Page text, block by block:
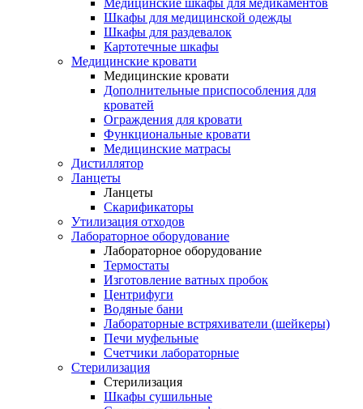
Медицинские шкафы для медикаментов
Шкафы для медицинской одежды
Шкафы для раздевалок
Картотечные шкафы
Медицинские кровати
Медицинские кровати
Дополнительные приспособления для
кроватей
Ограждения для кровати
Функциональные кровати
Медицинские матрасы
Дистиллятор
Ланцеты
Ланцеты
Скарификаторы
Утилизация отходов
Лабораторное оборудование
Лабораторное оборудование
Термостаты
Изготовление ватных пробок
Центрифуги
Водяные бани
Лабораторные встряхиватели (шейкеры)
Печи муфельные
Счетчики лабораторные
Стерилизация
Стерилизация
Шкафы сушильные